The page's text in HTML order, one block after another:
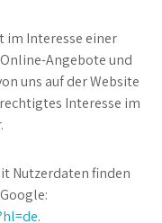
im Interesse einer
Angebote und
uns auf der Website
Interesse im
Nutzerdaten finden
.